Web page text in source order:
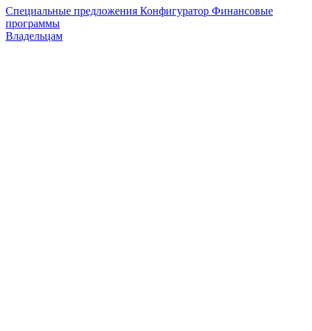
Специальные предложения Конфигуратор Финансовые
программы
Владельцам